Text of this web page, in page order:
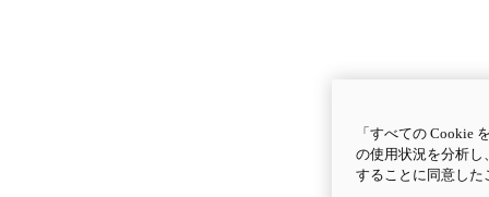
「すべての Cookie
の使用状況を分析し
することに同意し